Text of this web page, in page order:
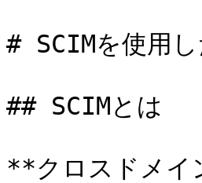
# SCIMを使用
## SCIMとは
**クロスドメ